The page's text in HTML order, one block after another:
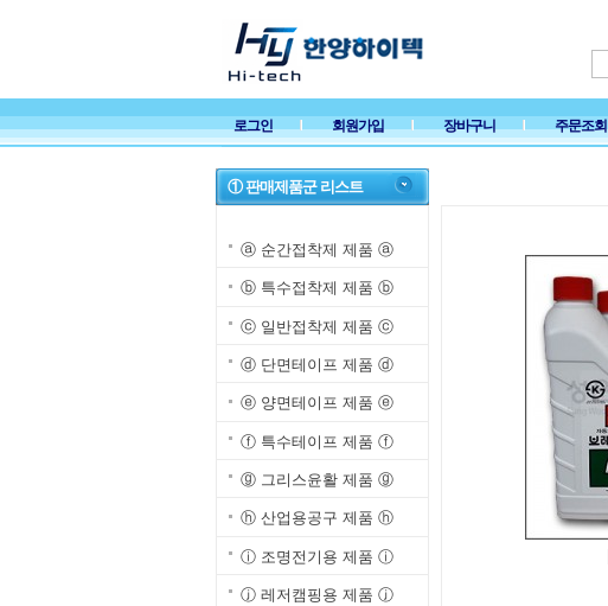
로그인 회원가입 장바구니 주문조회
① 판매제품군 리스트
ⓐ 순간접착제 제품 ⓐ
ⓑ 특수접착제 제품 ⓑ
ⓒ 일반접착제 제품 ⓒ
ⓓ 단면테이프 제품 ⓓ
ⓔ 양면테이프 제품 ⓔ
ⓕ 특수테이프 제품 ⓕ
ⓖ 그리스윤활 제품 ⓖ
ⓗ 산업용공구 제품 ⓗ
ⓘ 조명전기용 제품 ⓘ
ⓙ 레저캠핑용 제품 ⓙ